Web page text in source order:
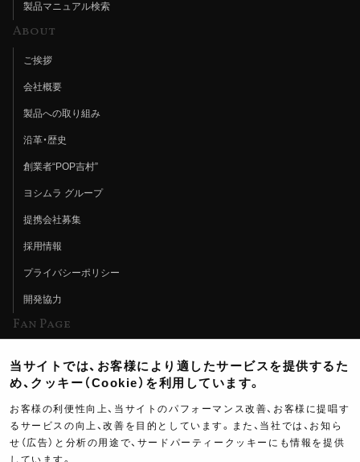
製品マニュアル検索
About
ご挨拶
会社概要
製品への取り組み
沿革・歴史
創業者“POP吉村”
ヨシムラ グループ
提携会社募集
採用情報
プライバシーポリシー
開発協力
Fan Page
ヨシムラTV
イベント情報
イベントスケジュール
ツーリングブレイクタイム
当サイトでは、お客様により適したサービスを提供するた
め、クッキー（Cookie）を利用しています。
お客様の利便性向上、当サイトのパフォーマンス改善、お客様に提唱す
るサービスの向上、改善を目的としています。また、当社では、お知ら
せ（広告）と分析の用途で、サードパーティークッキーにも情報を提供
しています。